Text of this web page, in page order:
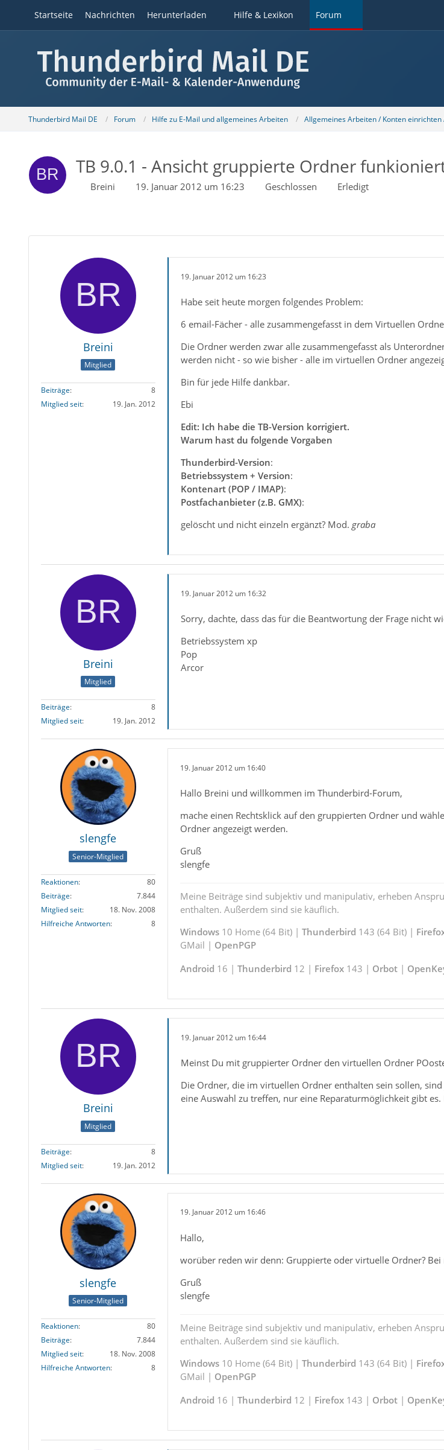
Startseite Nachrichten Herunterladen Hilfe & Lexikon Forum
Thunderbird Mail DE Forum Hilfe zu E-Mail und allgemeines Arbeiten Allgemeines Arbeiten / Konten
TB 9.0.1 - Ansicht gruppierte Ordner
Breini 19. Januar 2012 um 16:23 Geschlossen Erledigt
Breini
Mitglied
Beiträge
8
Mitglied seit
19. Jan. 2012
19. Januar 2012 um 16:23
Habe seit heute morgen folgendes Problem:
6 email-Fächer - alle zusammengefasst in dem Virtuellen
Die Ordner werden zwar alle zusammengefasst als
werden nicht - so wie bisher - alle im virtuellen Ordner
Bin für jede Hilfe dankbar.
Ebi
Edit: Ich habe die TB-Version korrigiert.
Warum hast du folgende Vorgaben
Thunderbird-Version:
Betriebssystem + Version:
Kontenart (POP / IMAP):
Postfachanbieter (z.B. GMX):
gelöscht und nicht einzeln ergänzt? Mod. graba
Breini
Mitglied
Beiträge
8
Mitglied seit
19. Jan. 2012
19. Januar 2012 um 16:32
Sorry, dachte, dass das für die Beantwortung der Frage nicht
Betriebssystem xp
Pop
Arcor
slengfe
Senior-Mitglied
Reaktionen
80
Beiträge
7.844
Mitglied seit
18. Nov. 2008
Hilfreiche Antworten
8
19. Januar 2012 um 16:40
Hallo Breini und willkommen im Thunderbird-Forum,
mache einen Rechtsklick auf den gruppierten Ordner und
Ordner angezeigt werden.
Gruß
slengfe
Meine Beiträge sind subjektiv und manipulativ, erheben
enthalten. Außerdem sind sie käuflich.
Windows10 Home (64 Bit) | Thunderbird 143 (64 Bit) |
GMail | OpenPGP
Android 16 | Thunderbird 12 | Firefox143 | Orbot|
Breini
Mitglied
Beiträge
8
Mitglied seit
19. Jan. 2012
19. Januar 2012 um 16:44
Meinst Du mit gruppierter Ordner den virtuellen Ordner
Die Ordner, die im virtuellen Ordner enthalten sein sollen,
eine Auswahl zu treffen, nur eine Reparaturmöglichkeit gibt
slengfe
Senior-Mitglied
Reaktionen
80
Beiträge
7.844
Mitglied seit
18. Nov. 2008
Hilfreiche Antworten
8
19. Januar 2012 um 16:46
Hallo,
worüber reden wir denn: Gruppierte oder virtuelle Ordner?
Gruß
slengfe
Meine Beiträge sind subjektiv und manipulativ, erheben
enthalten. Außerdem sind sie käuflich.
Windows10 Home (64 Bit) | Thunderbird 143 (64 Bit) |
GMail | OpenPGP
Android 16 | Thunderbird 12 | Firefox143 | Orbot|